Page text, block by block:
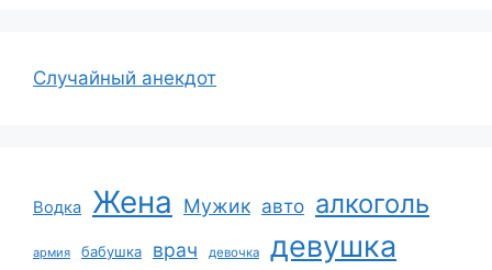
Случайный анекдот
Водка Жена Мужик авто алкоголь
армия бабушка врач девочка девушка